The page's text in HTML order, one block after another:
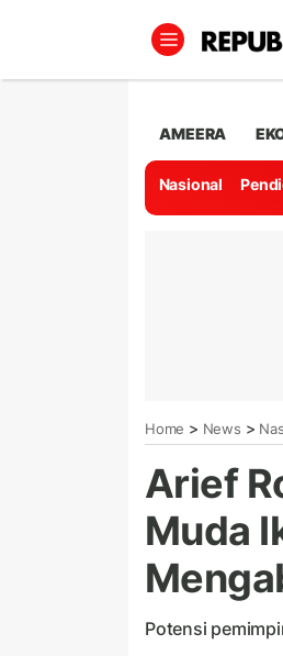
AMEERA
Nasional
Home > News >
Arief
Muda
Potensi